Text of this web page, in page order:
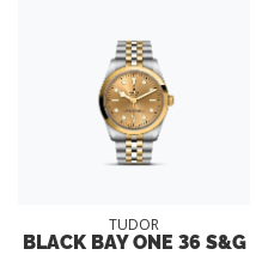
TUDOR
BLACK BAY ONE 36 S&G